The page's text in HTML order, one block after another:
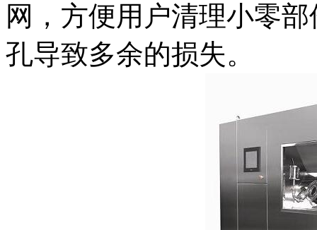
网，方便用户清理小零
孔导致多余的损失。